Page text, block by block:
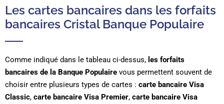
Les cartes bancaires dans les forfaits
bancaires Cristal Banque Populaire
Comme indiqué dans le tableau ci-dessus, les forfaits
bancaires de la Banque Populaire vous permettent souvent de
choisir entre plusieurs types de cartes : carte bancaire Visa
Classic, carte bancaire Visa Premier, carte bancaire Visa